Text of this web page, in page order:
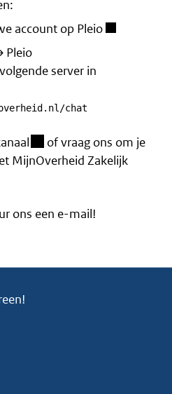
account op Pleio
Pleio
server in
chat
(besloten omgeving)
ofvraag ons om je
MijnOverheid Zakelijk
ons een e-mail!